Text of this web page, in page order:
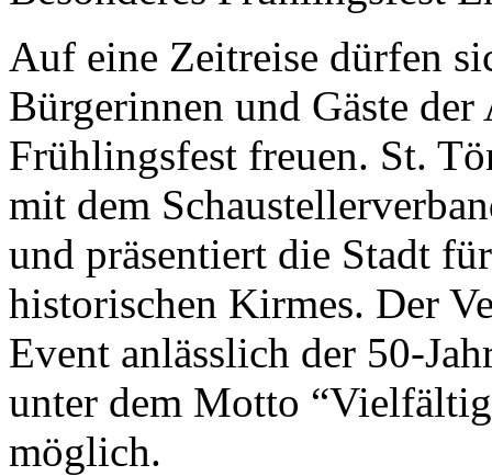
Auf eine Zeitreise dürfen
Bürgerinnen und Gäste
Frühlingsfest freuen. St.
mit dem
und präsentiert die Stadt
historischen Kirmes. Der
Event anlässlich der 50-
unter dem Motto
möglich.